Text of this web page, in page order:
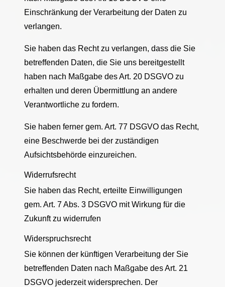
Einschränkung der Verarbeitung der Daten zu
verlangen.
Sie haben das Recht zu verlangen, dass die Sie
betreffenden Daten, die Sie uns bereitgestellt
haben nach Maßgabe des Art. 20 DSGVO zu
erhalten und deren Übermittlung an andere
Verantwortliche zu fordern.
Sie haben ferner gem. Art. 77 DSGVO das Recht,
eine Beschwerde bei der zuständigen
Aufsichtsbehörde einzureichen.
Widerrufsrecht
Sie haben das Recht, erteilte Einwilligungen
gem. Art. 7 Abs. 3 DSGVO mit Wirkung für die
Zukunft zu widerrufen
Widerspruchsrecht
Sie können der künftigen Verarbeitung der Sie
betreffenden Daten nach Maßgabe des Art. 21
DSGVO jederzeit widersprechen. Der